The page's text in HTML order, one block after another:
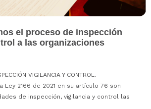
el proceso de inspección
a las organizaciones
VIGILANCIA Y CONTROL.
Ley 2166 de 2021 en su artículo 76 son
de inspección, vigilancia y control las